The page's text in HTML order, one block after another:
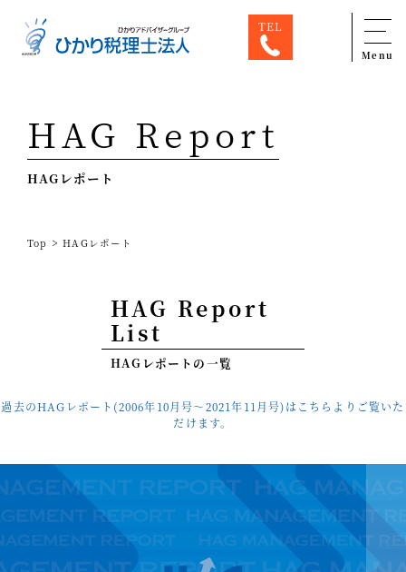
TEL
Menu
専門家一覧
ひかり税理士法人について
スタッフ紹介
コラム
HAGレポート
採用情報
HAG Report
HAGレポート
Top >HAGレポート
HAG Report
List
HAGレポートの一覧
過去のHAGレポート(2006年10月号〜2021年11月号)はこちらよりご覧いた
だけます。